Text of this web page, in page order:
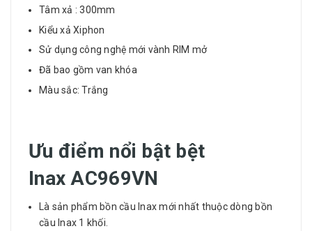
Tâm xả : 300mm
Kiểu xả Xiphon
Sử dụng công nghệ mới vành RIM mở
Đã bao gồm van khóa
Màu sắc: Trắng
Ưu điểm nổi bật bệt
Inax AC969VN
Là sản phẩm bồn cầu Inax mới nhất thuộc dòng bồn
cầu Inax 1 khối.